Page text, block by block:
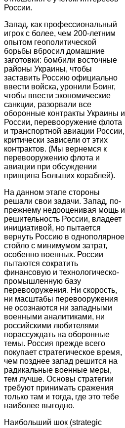
России.
Запад, как профессиональный
игрок с более, чем 200-летним
опытом геополитической
борьбы вбросил домашние
заготовки: бомбили восточные
районы Украины, чтобы
заставить Россию официально
ввести войска, уронили Боинг,
чтобы ввести экономические
санкции, разорвали все
оборонные контракты Украины и
России, перевооружение флота
и транспортной авиации России,
критически зависели от этих
контрактов. (Мы вернемся к
перевооружению флота и
авиации при обсуждении
принципа Больших кораблей).
На данном этапе стороны
решали свои задачи. Запад, по-
прежнему недооценивая мощь и
решительность России, владеет
инициативой, но пытается
вернуть Россию в однополярное
стойло с минимумом затрат,
особенно военных. России
пытаются сократить
финансовую и технологическо-
промышленную базу
перевооружения. Ни скорость,
ни масштабы перевооружения
не осознаются ни западными
военными аналитиками, ни
российскими любителями
порассуждать на оборонные
темы. Россия прежде всего
покупает стратегическое время,
чем позднее запад решится на
радикальные военные меры,
тем лучше. Основы стратегии
требуют принимать сражения
только там и тогда, где это тебе
наиболее выгодно.
Наибольший шок (strategic